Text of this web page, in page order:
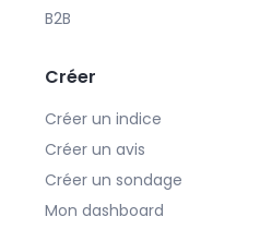
B2B
Créer
Créer un indice
Créer un avis
Créer un sondage
Mon dashboard